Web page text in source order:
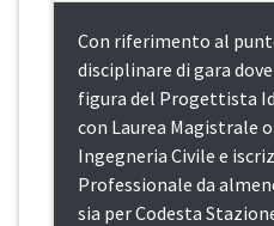
Con riferimento al
disciplinare di gara
figura del Progettista
con Laurea Magistrale
Ingegneria Civile e
Professionale da
sia per Codesta